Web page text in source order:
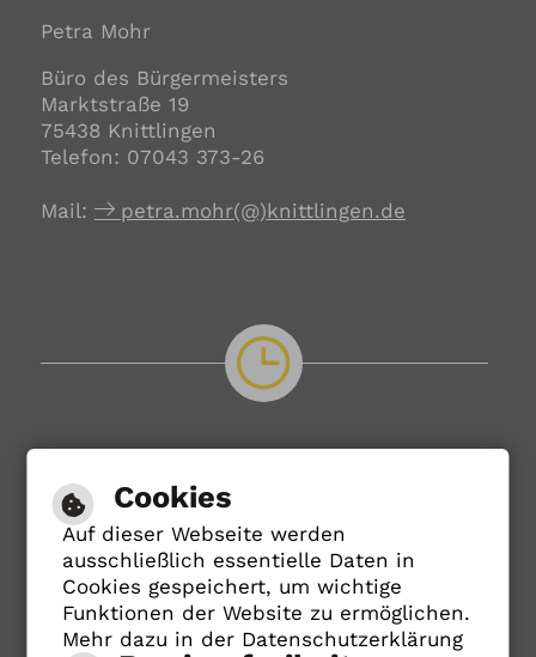
Petra Mohr
Büro des Bürgermeisters
Marktstraße 19
75438 Knittlingen
Telefon: 07043 373-26
Mail: petra.mohr(@)knittlingen.de
Rathaus
Bürgerbüro
Verwaltungsstelle Freudenstein
Cookies
Auf dieser Webseite werden
ausschließlich essentielle Daten in
Cookies gespeichert, um wichtige
Funktionen der Website zu ermöglichen.
Mehr dazu in der Datenschutzerklärung